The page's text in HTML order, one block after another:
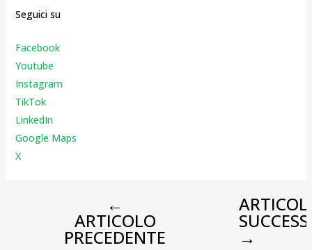
Seguici su
Facebook
Youtube
Instagram
TikTok
LinkedIn
Google Maps
X
←
ARTICOLO
PRECEDENTE →